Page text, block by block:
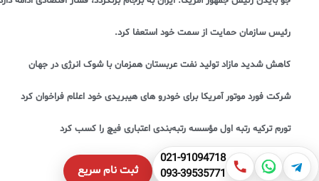
رئیس سازمان حمایت از سمت خود استعفا کرد.
کاهش شدید مازاد تولید نفت عربستان همزمان با شوک انرژی در جهان
شرکت فورد موتور آمریکا برای خودرو های هیبریدی خود اعلام فراخوان کرد
تورم ترکیه رتبه اول مؤسسه رتبه‌بندی اعتباری فیچ را کسب کرد
021-91094718
093-39535771
ثبت نام سریع